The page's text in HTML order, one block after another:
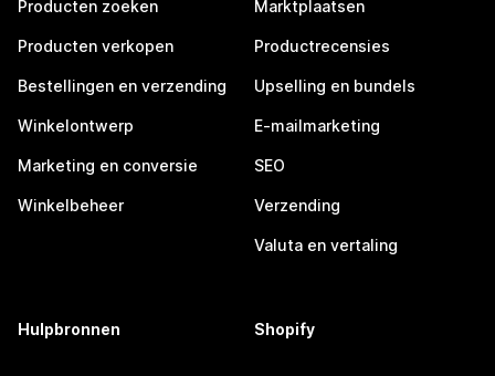
Producten zoeken
Producten verkopen
Bestellingen en verzending
Winkelontwerp
Marketing en conversie
Winkelbeheer
Marktplaatsen
Productrecensies
Upselling en bundels
E-mailmarketing
SEO
Verzending
Valuta en vertaling
Hulpbronnen Shopify